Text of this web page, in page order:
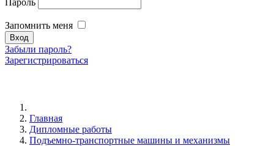
Пароль
Запомнить меня
Забыли пароль?
Зарегистрироваться
Главная
Дипломные работы
Подъемно-транспортные машины и механизмы